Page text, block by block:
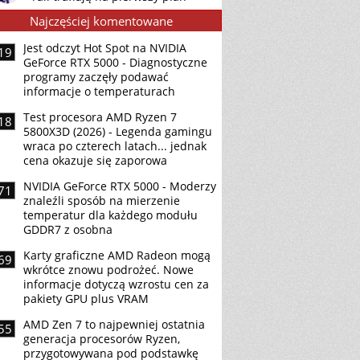
Najczęściej komentowane
Jest odczyt Hot Spot na NVIDIA
GeForce RTX 5000 - Diagnostyczne
programy zaczęły podawać
informacje o temperaturach
Test procesora AMD Ryzen 7
5800X3D (2026) - Legenda gamingu
wraca po czterech latach... jednak
cena okazuje się zaporowa
NVIDIA GeForce RTX 5000 - Moderzy
znaleźli sposób na mierzenie
temperatur dla każdego modułu
GDDR7 z osobna
Karty graficzne AMD Radeon mogą
wkrótce znowu podrożeć. Nowe
informacje dotyczą wzrostu cen za
pakiety GPU plus VRAM
AMD Zen 7 to najpewniej ostatnia
generacja procesorów Ryzen,
przygotowywana pod podstawkę